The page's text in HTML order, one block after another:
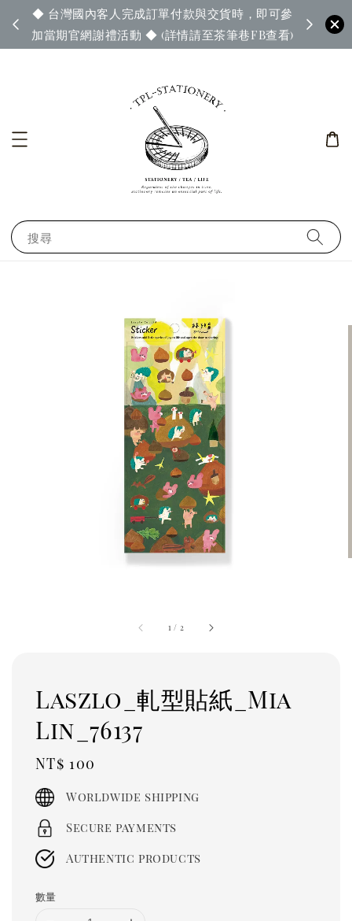
◆ 台灣國內客人完成訂單付款與交貨時，即可參
加當期官網謝禮活動 ◆ (詳情請至茶筆巷FB查看)
◆ 官
搜尋
1 / 2
Laszlo_軋型貼紙_Mia
Lin_76137
Regular
price
NT$ 100
Worldwide shipping
Secure payments
Authentic products
數量